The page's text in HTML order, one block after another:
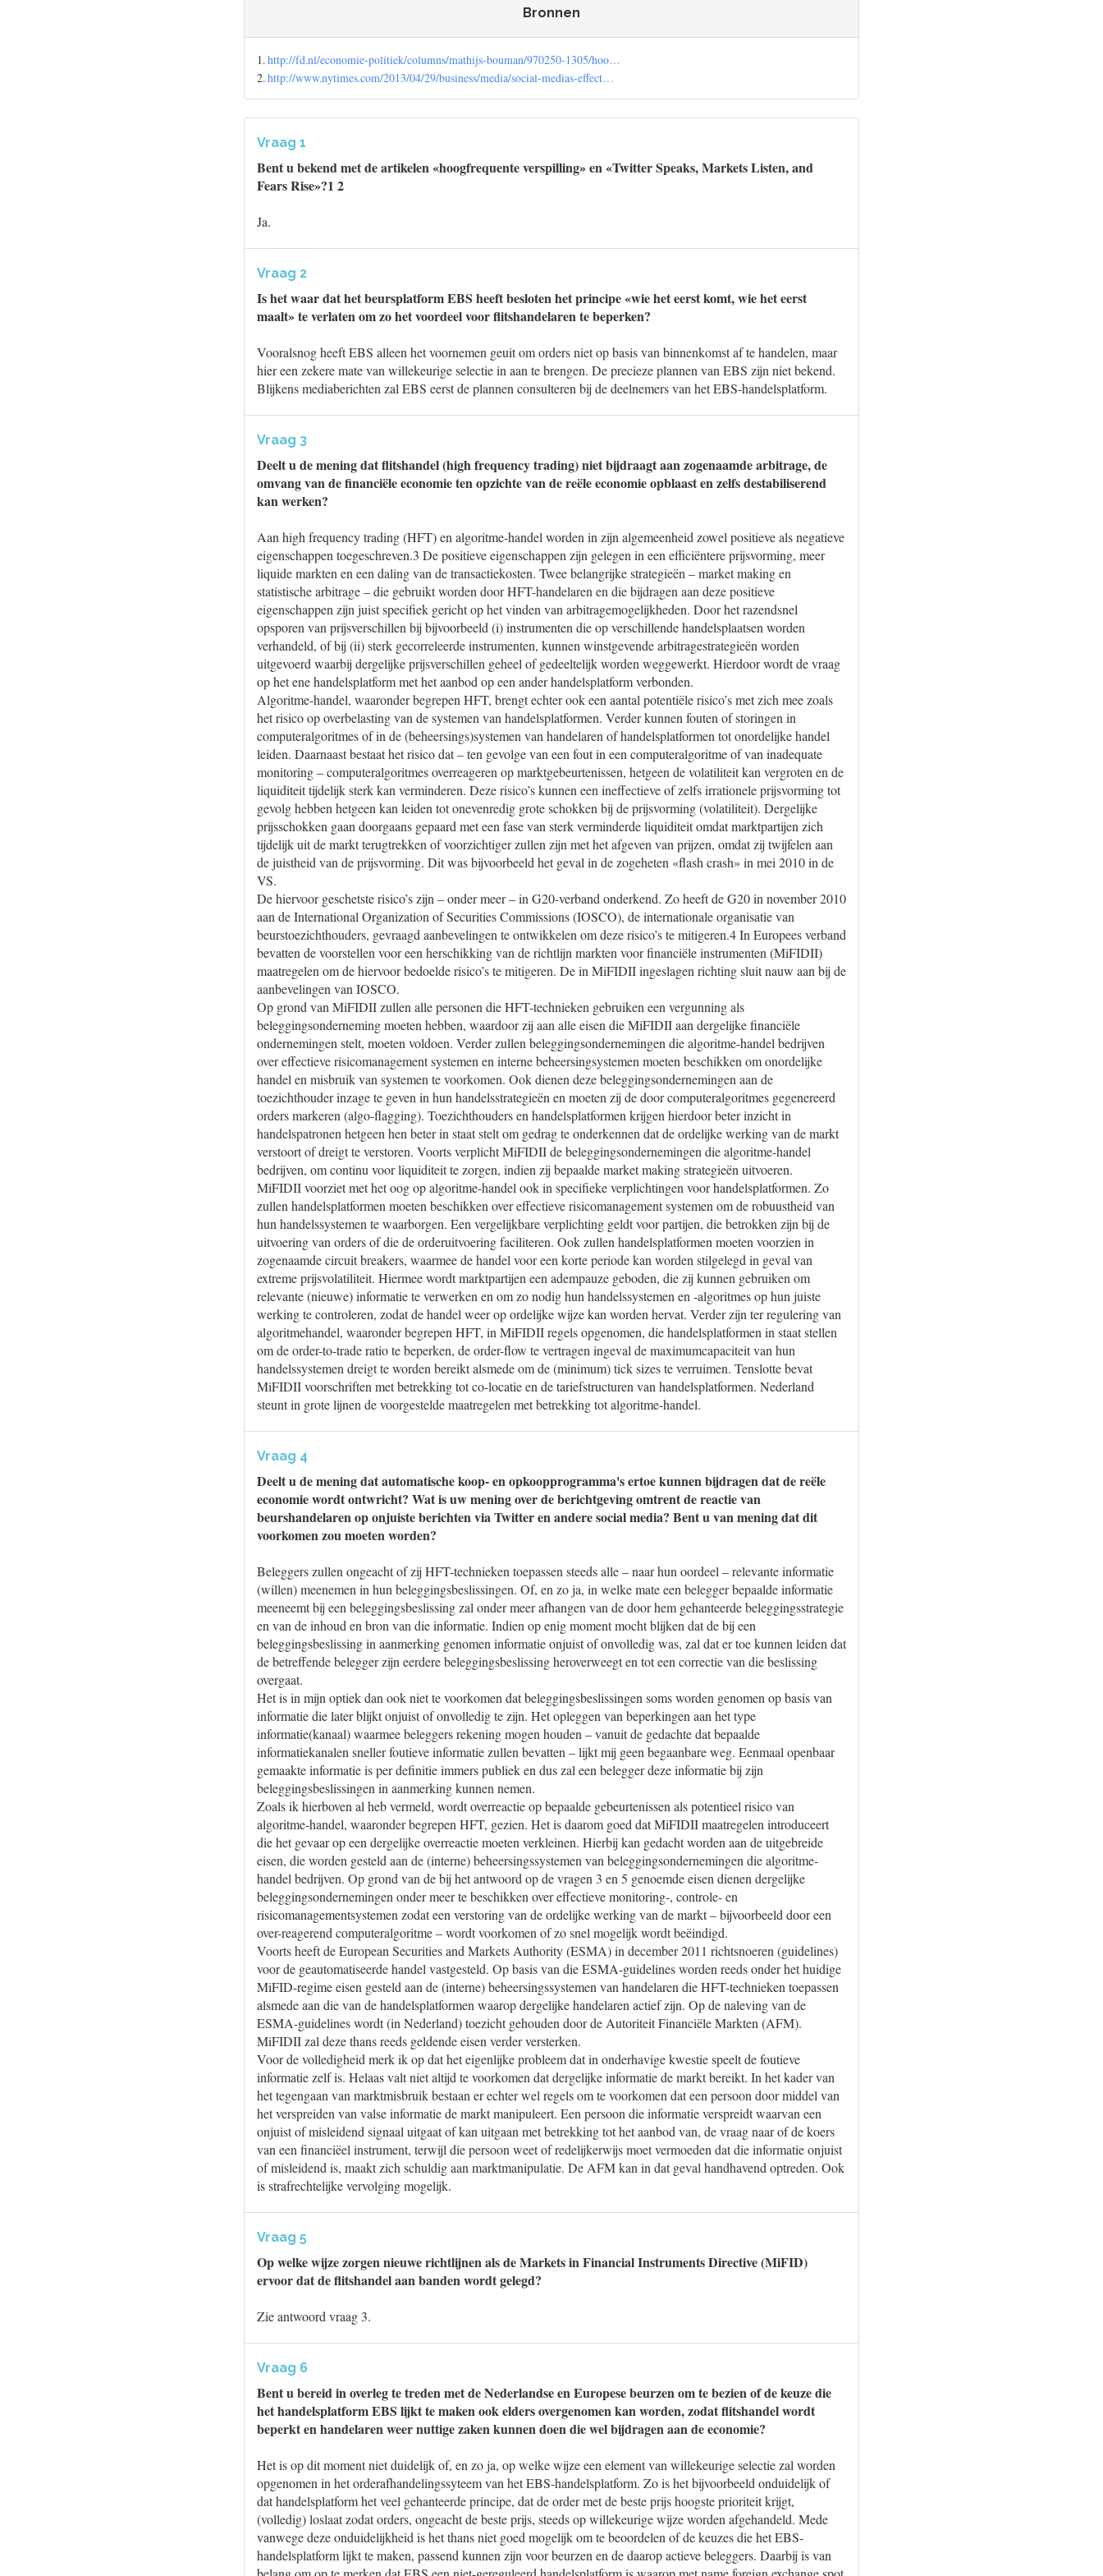
Bronnen
1.http://fd.nl/economie-politiek/columns/mathijs-bouman/970250-1305/hoo…
2.http://www.nytimes.com/2013/04/29/business/media/social-medias-effect…
Vraag 1
Bent u bekend met de artikelen «hoogfrequente verspilling» en «Twitter Speaks, Markets Listen, and
Fears Rise»?1 2
Ja.
Vraag 2
Is het waar dat het beursplatform EBS heeft besloten het principe «wie het eerst komt, wie het eerst
maalt» te verlaten om zo het voordeel voor flitshandelaren te beperken?
Vooralsnog heeft EBS alleen het voornemen geuit om orders niet op basis van binnenkomst af te handelen, maar
hier een zekere mate van willekeurige selectie in aan te brengen. De precieze plannen van EBS zijn niet bekend.
Blijkens mediaberichten zal EBS eerst de plannen consulteren bij de deelnemers van het EBS-handelsplatform.
Vraag 3
Deelt u de mening dat flitshandel (high frequency trading) niet bijdraagt aan zogenaamde arbitrage, de
omvang van de financiële economie ten opzichte van de reële economie opblaast en zelfs destabiliserend
kan werken?
Aan high frequency trading (HFT) en algoritme-handel worden in zijn algemeenheid zowel positieve als negatieve
eigenschappen toegeschreven.3 De positieve eigenschappen zijn gelegen in een efficiëntere prijsvorming, meer
liquide markten en een daling van de transactiekosten. Twee belangrijke strategieën – market making en
statistische arbitrage – die gebruikt worden door HFT-handelaren en die bijdragen aan deze positieve
eigenschappen zijn juist specifiek gericht op het vinden van arbitragemogelijkheden. Door het razendsnel
opsporen van prijsverschillen bij bijvoorbeeld (i) instrumenten die op verschillende handelsplaatsen worden
verhandeld, of bij (ii) sterk gecorreleerde instrumenten, kunnen winstgevende arbitragestrategieën worden
uitgevoerd waarbij dergelijke prijsverschillen geheel of gedeeltelijk worden weggewerkt. Hierdoor wordt de vraag
op het ene handelsplatform met het aanbod op een ander handelsplatform verbonden.
Algoritme-handel, waaronder begrepen HFT, brengt echter ook een aantal potentiële risico’s met zich mee zoals
het risico op overbelasting van de systemen van handelsplatformen. Verder kunnen fouten of storingen in
computeralgoritmes of in de (beheersings)systemen van handelaren of handelsplatformen tot onordelijke handel
leiden. Daarnaast bestaat het risico dat – ten gevolge van een fout in een computeralgoritme of van inadequate
monitoring – computeralgoritmes overreageren op marktgebeurtenissen, hetgeen de volatiliteit kan vergroten en de
liquiditeit tijdelijk sterk kan verminderen. Deze risico’s kunnen een ineffectieve of zelfs irrationele prijsvorming tot
gevolg hebben hetgeen kan leiden tot onevenredig grote schokken bij de prijsvorming (volatiliteit). Dergelijke
prijsschokken gaan doorgaans gepaard met een fase van sterk verminderde liquiditeit omdat marktpartijen zich
tijdelijk uit de markt terugtrekken of voorzichtiger zullen zijn met het afgeven van prijzen, omdat zij twijfelen aan
de juistheid van de prijsvorming. Dit was bijvoorbeeld het geval in de zogeheten «flash crash» in mei 2010 in de
VS.
De hiervoor geschetste risico’s zijn – onder meer – in G20-verband onderkend. Zo heeft de G20 in november 2010
aan de International Organization of Securities Commissions (IOSCO), de internationale organisatie van
beurstoezichthouders, gevraagd aanbevelingen te ontwikkelen om deze risico’s te mitigeren.4 In Europees verband
bevatten de voorstellen voor een herschikking van de richtlijn markten voor financiële instrumenten (MiFIDII)
maatregelen om de hiervoor bedoelde risico’s te mitigeren. De in MiFIDII ingeslagen richting sluit nauw aan bij de
aanbevelingen van IOSCO.
Op grond van MiFIDII zullen alle personen die HFT-technieken gebruiken een vergunning als
beleggingsonderneming moeten hebben, waardoor zij aan alle eisen die MiFIDII aan dergelijke financiële
ondernemingen stelt, moeten voldoen. Verder zullen beleggingsondernemingen die algoritme-handel bedrijven
over effectieve risicomanagement systemen en interne beheersingsystemen moeten beschikken om onordelijke
handel en misbruik van systemen te voorkomen. Ook dienen deze beleggingsondernemingen aan de
toezichthouder inzage te geven in hun handelsstrategieën en moeten zij de door computeralgoritmes gegenereerd
orders markeren (algo-flagging). Toezichthouders en handelsplatformen krijgen hierdoor beter inzicht in
handelspatronen hetgeen hen beter in staat stelt om gedrag te onderkennen dat de ordelijke werking van de markt
verstoort of dreigt te verstoren. Voorts verplicht MiFIDII de beleggingsondernemingen die algoritme-handel
bedrijven, om continu voor liquiditeit te zorgen, indien zij bepaalde market making strategieën uitvoeren.
MiFIDII voorziet met het oog op algoritme-handel ook in specifieke verplichtingen voor handelsplatformen. Zo
zullen handelsplatformen moeten beschikken over effectieve risicomanagement systemen om de robuustheid van
hun handelssystemen te waarborgen. Een vergelijkbare verplichting geldt voor partijen, die betrokken zijn bij de
uitvoering van orders of die de orderuitvoering faciliteren. Ook zullen handelsplatformen moeten voorzien in
zogenaamde circuit breakers, waarmee de handel voor een korte periode kan worden stilgelegd in geval van
extreme prijsvolatiliteit. Hiermee wordt marktpartijen een adempauze geboden, die zij kunnen gebruiken om
relevante (nieuwe) informatie te verwerken en om zo nodig hun handelssystemen en -algoritmes op hun juiste
werking te controleren, zodat de handel weer op ordelijke wijze kan worden hervat. Verder zijn ter regulering van
algoritmehandel, waaronder begrepen HFT, in MiFIDII regels opgenomen, die handelsplatformen in staat stellen
om de order-to-trade ratio te beperken, de order-flow te vertragen ingeval de maximumcapaciteit van hun
handelssystemen dreigt te worden bereikt alsmede om de (minimum) tick sizes te verruimen. Tenslotte bevat
MiFIDII voorschriften met betrekking tot co-locatie en de tariefstructuren van handelsplatformen. Nederland
steunt in grote lijnen de voorgestelde maatregelen met betrekking tot algoritme-handel.
Vraag 4
Deelt u de mening dat automatische koop- en opkoopprogramma's ertoe kunnen bijdragen dat de reële
economie wordt ontwricht? Wat is uw mening over de berichtgeving omtrent de reactie van
beurshandelaren op onjuiste berichten via Twitter en andere social media? Bent u van mening dat dit
voorkomen zou moeten worden?
Beleggers zullen ongeacht of zij HFT-technieken toepassen steeds alle – naar hun oordeel – relevante informatie
(willen) meenemen in hun beleggingsbeslissingen. Of, en zo ja, in welke mate een belegger bepaalde informatie
meeneemt bij een beleggingsbeslissing zal onder meer afhangen van de door hem gehanteerde beleggingsstrategie
en van de inhoud en bron van die informatie. Indien op enig moment mocht blijken dat de bij een
beleggingsbeslissing in aanmerking genomen informatie onjuist of onvolledig was, zal dat er toe kunnen leiden dat
de betreffende belegger zijn eerdere beleggingsbeslissing heroverweegt en tot een correctie van die beslissing
overgaat.
Het is in mijn optiek dan ook niet te voorkomen dat beleggingsbeslissingen soms worden genomen op basis van
informatie die later blijkt onjuist of onvolledig te zijn. Het opleggen van beperkingen aan het type
informatie(kanaal) waarmee beleggers rekening mogen houden – vanuit de gedachte dat bepaalde
informatiekanalen sneller foutieve informatie zullen bevatten – lijkt mij geen begaanbare weg. Eenmaal openbaar
gemaakte informatie is per definitie immers publiek en dus zal een belegger deze informatie bij zijn
beleggingsbeslissingen in aanmerking kunnen nemen.
Zoals ik hierboven al heb vermeld, wordt overreactie op bepaalde gebeurtenissen als potentieel risico van
algoritme-handel, waaronder begrepen HFT, gezien. Het is daarom goed dat MiFIDII maatregelen introduceert
die het gevaar op een dergelijke overreactie moeten verkleinen. Hierbij kan gedacht worden aan de uitgebreide
eisen, die worden gesteld aan de (interne) beheersingssystemen van beleggingsondernemingen die algoritme-
handel bedrijven. Op grond van de bij het antwoord op de vragen 3 en 5 genoemde eisen dienen dergelijke
beleggingsondernemingen onder meer te beschikken over effectieve monitoring-, controle- en
risicomanagementsystemen zodat een verstoring van de ordelijke werking van de markt – bijvoorbeeld door een
over-reagerend computeralgoritme – wordt voorkomen of zo snel mogelijk wordt beëindigd.
Voorts heeft de European Securities and Markets Authority (ESMA) in december 2011 richtsnoeren (guidelines)
voor de geautomatiseerde handel vastgesteld. Op basis van die ESMA-guidelines worden reeds onder het huidige
MiFID-regime eisen gesteld aan de (interne) beheersingssystemen van handelaren die HFT-technieken toepassen
alsmede aan die van de handelsplatformen waarop dergelijke handelaren actief zijn. Op de naleving van de
ESMA-guidelines wordt (in Nederland) toezicht gehouden door de Autoriteit Financiële Markten (AFM).
MiFIDII zal deze thans reeds geldende eisen verder versterken.
Voor de volledigheid merk ik op dat het eigenlijke probleem dat in onderhavige kwestie speelt de foutieve
informatie zelf is. Helaas valt niet altijd te voorkomen dat dergelijke informatie de markt bereikt. In het kader van
het tegengaan van marktmisbruik bestaan er echter wel regels om te voorkomen dat een persoon door middel van
het verspreiden van valse informatie de markt manipuleert. Een persoon die informatie verspreidt waarvan een
onjuist of misleidend signaal uitgaat of kan uitgaan met betrekking tot het aanbod van, de vraag naar of de koers
van een financiëel instrument, terwijl die persoon weet of redelijkerwijs moet vermoeden dat die informatie onjuist
of misleidend is, maakt zich schuldig aan marktmanipulatie. De AFM kan in dat geval handhavend optreden. Ook
is strafrechtelijke vervolging mogelijk.
Vraag 5
Op welke wijze zorgen nieuwe richtlijnen als de Markets in Financial Instruments Directive (MiFID)
ervoor dat de flitshandel aan banden wordt gelegd?
Zie antwoord vraag 3.
Vraag 6
Bent u bereid in overleg te treden met de Nederlandse en Europese beurzen om te bezien of de keuze die
het handelsplatform EBS lijkt te maken ook elders overgenomen kan worden, zodat flitshandel wordt
beperkt en handelaren weer nuttige zaken kunnen doen die wel bijdragen aan de economie?
Het is op dit moment niet duidelijk of, en zo ja, op welke wijze een element van willekeurige selectie zal worden
opgenomen in het orderafhandelingssyteem van het EBS-handelsplatform. Zo is het bijvoorbeeld onduidelijk of
dat handelsplatform het veel gehanteerde principe, dat de order met de beste prijs hoogste prioriteit krijgt,
(volledig) loslaat zodat orders, ongeacht de beste prijs, steeds op willekeurige wijze worden afgehandeld. Mede
vanwege deze onduidelijkheid is het thans niet goed mogelijk om te beoordelen of de keuzes die het EBS-
handelsplatform lijkt te maken, passend kunnen zijn voor beurzen en de daarop actieve beleggers. Daarbij is van